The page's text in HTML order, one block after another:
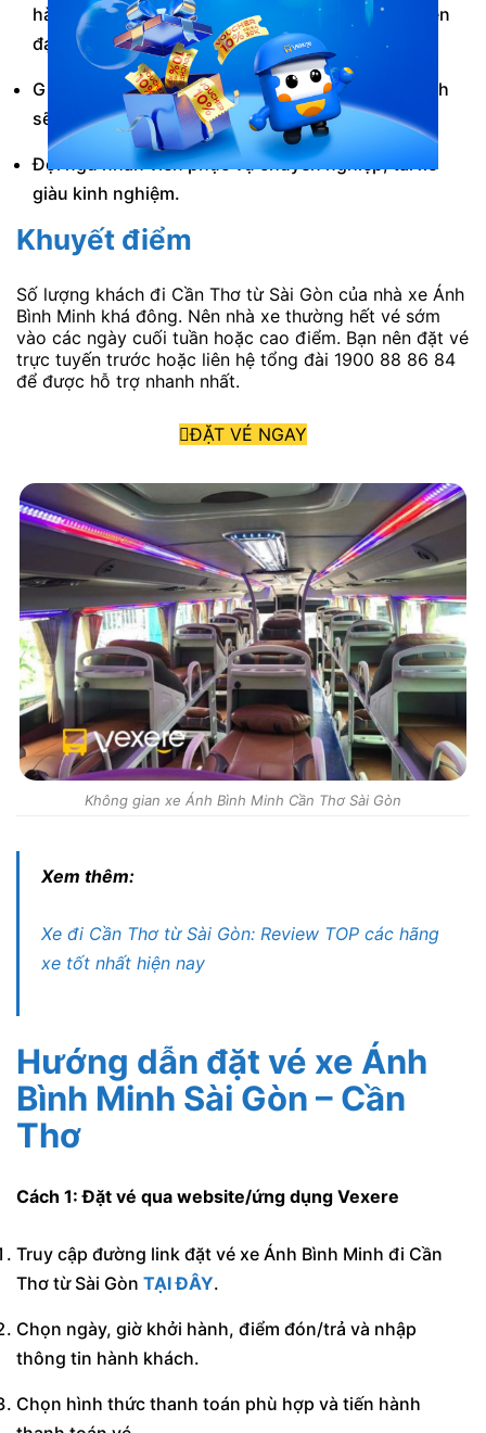
hành êm ái. Trên xe được trang bị các nội thất hiện
đại nhất.
Giường nằm rộng rãi, thoải mái, được vệ sinh sạch
sẽ sau mỗi chuyến đi.
Đội ngũ nhân viên phục vụ chuyên nghiệp, tài xế
giàu kinh nghiệm.
Khuyết điểm
Số lượng khách đi Cần Thơ từ Sài Gòn của nhà xe Ánh
Bình Minh khá đông. Nên nhà xe thường hết vé sớm
vào các ngày cuối tuần hoặc cao điểm. Bạn nên đặt vé
trực tuyến trước hoặc liên hệ tổng đài 1900 88 86 84
để được hỗ trợ nhanh nhất.
ĐẶT VÉ NGAY
Không gian xe Ánh Bình Minh Cần Thơ Sài Gòn
Xem thêm:
Xe đi Cần Thơ từ Sài Gòn: Review TOP các hãng
xe tốt nhất hiện nay
Hướng dẫn đặt vé xe Ánh
Bình Minh Sài Gòn – Cần
Thơ
Cách 1: Đặt vé qua website/ứng dụng Vexere
Truy cập đường link đặt vé xe Ánh Bình Minh đi Cần
Thơ từ Sài Gòn TẠI ĐÂY.
Chọn ngày, giờ khởi hành, điểm đón/trả và nhập
thông tin hành khách.
Chọn hình thức thanh toán phù hợp và tiến hành